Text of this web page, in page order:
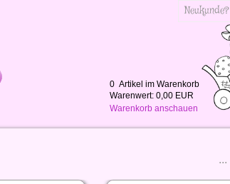
0 Artikel im Warenkorb
Warenwert: 0,00 EUR
Warenkorb anschauen
Neukunde?
...